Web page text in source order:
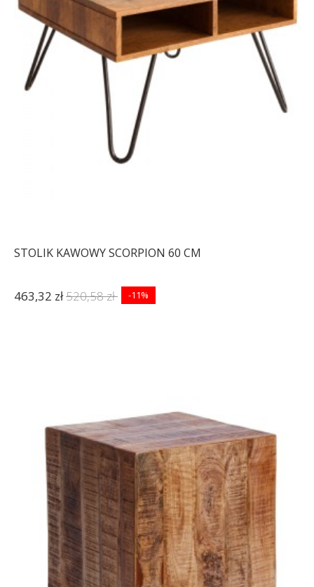
STOLIK KAWOWY SCORPION 60 CM
463,32 zł520,58 zł -11%